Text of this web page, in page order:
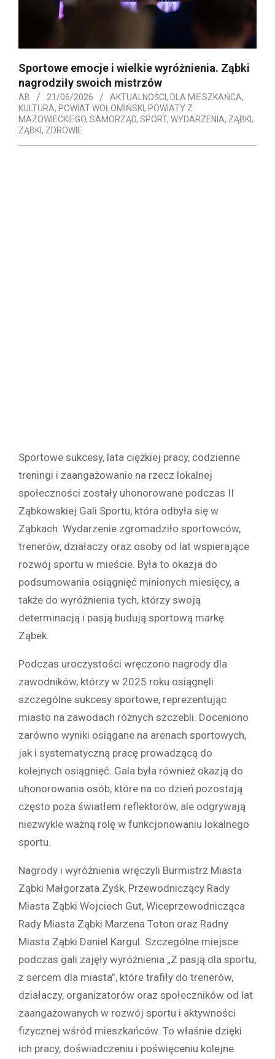
Sportowe emocje i wielkie wyróżnienia. Ząbki
nagrodziły swoich mistrzów
AB 21/06/2026 AKTUALNOŚCI, DLA MIESZKAŃCA,
KULTURA, POWIAT WOŁOMIŃSKI, POWIATY Z
MAZOWIECKIEGO, SAMORZĄD, SPORT, WYDARZENIA, ZĄBKI,
ZĄBKI, ZDROWIE
Sportowe sukcesy, lata ciężkiej pracy, codzienne
treningi i zaangażowanie na rzecz lokalnej
społeczności zostały uhonorowane podczas II
Ząbkowskiej Gali Sportu, która odbyła się w
Ząbkach. Wydarzenie zgromadziło sportowców,
trenerów, działaczy oraz osoby od lat wspierające
rozwój sportu w mieście. Była to okazja do
podsumowania osiągnięć minionych miesięcy, a
także do wyróżnienia tych, którzy swoją
determinacją i pasją budują sportową markę
Ząbek.
Podczas uroczystości wręczono nagrody dla
zawodników, którzy w 2025 roku osiągnęli
szczególne sukcesy sportowe, reprezentując
miasto na zawodach różnych szczebli. Doceniono
zarówno wyniki osiągane na arenach sportowych,
jak i systematyczną pracę prowadzącą do
kolejnych osiągnięć. Gala była również okazją do
uhonorowania osób, które na co dzień pozostają
często poza światłem reflektorów, ale odgrywają
niezwykle ważną rolę w funkcjonowaniu lokalnego
sportu.
Nagrody i wyróżnienia wręczyli Burmistrz Miasta
Ząbki Małgorzata Zyśk, Przewodniczący Rady
Miasta Ząbki Wojciech Gut, Wiceprzewodnicząca
Rady Miasta Ząbki Marzena Toton oraz Radny
Miasta Ząbki Daniel Kargul. Szczególne miejsce
podczas gali zajęły wyróżnienia „Z pasją dla sportu,
z sercem dla miasta”, które trafiły do trenerów,
działaczy, organizatorów oraz społeczników od lat
zaangażowanych w rozwój sportu i aktywności
fizycznej wśród mieszkańców. To właśnie dzięki
ich pracy, doświadczeniu i poświęceniu kolejne